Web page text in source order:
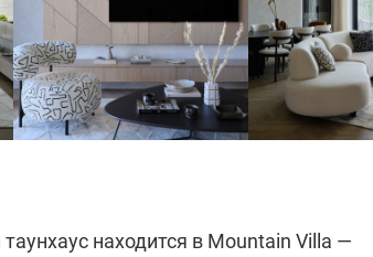
находится в Mountain Villa —